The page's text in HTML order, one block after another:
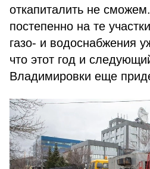
откапиталить не
постепенно на те
газо- и водоснабжения
что этот год и
Владимировки еще